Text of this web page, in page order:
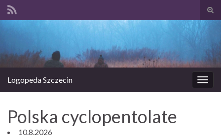
Logopeda Szczecin
Polska cyclopentolate
10.8.2026